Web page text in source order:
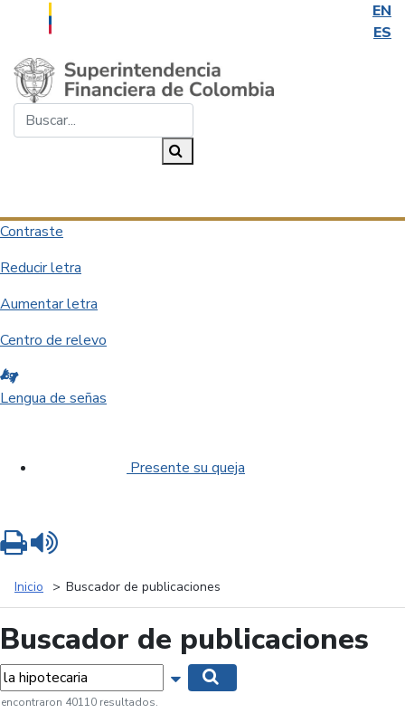
EN
ES
Saltar al contenido principal
Contraste
Reducir letra
Aumentar letra
Centro de relevo
Lengua de señas
Presente su queja
Inicio Buscador de publicaciones
Buscador de publicaciones
Mostrar opciones de búsqueda
encontraron 40110 resultados.
Imprimir